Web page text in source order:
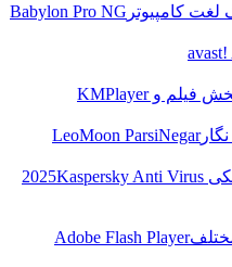
Babylon Pro NG
پخش فیلم وKMPlayer
LeoMoon ParsiNegar
Kaspersky Anti Virus
Adobe Flash Player